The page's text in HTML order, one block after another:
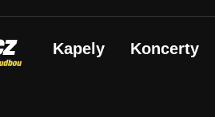
Kapely Koncerty